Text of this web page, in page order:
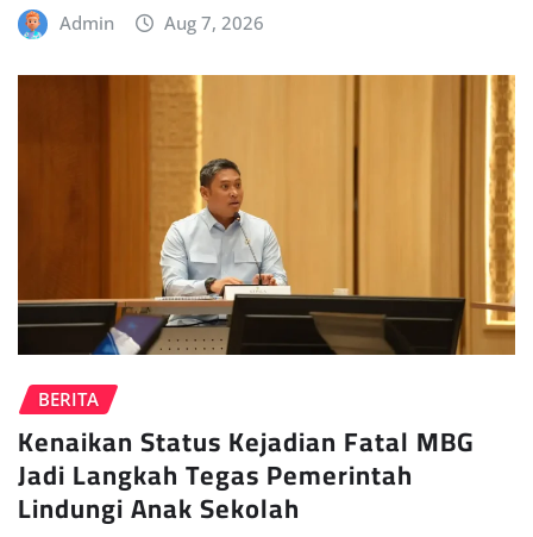
Admin Aug 7, 2026
BERITA
Kenaikan Status Kejadian Fatal MBG
Jadi Langkah Tegas Pemerintah
Lindungi Anak Sekolah